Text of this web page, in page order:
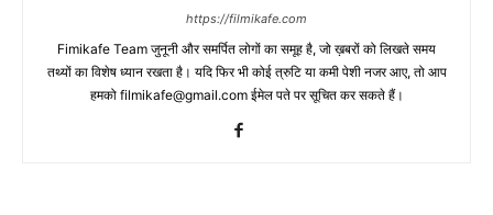
https://filmikafe.com
Fimikafe Team जुनूनी और समर्पित लोगों का समूह है, जो ख़बरों को लिखते समय
तथ्‍यों का विशेष ध्‍यान रखता है। यदि फिर भी कोई त्रुटि या कमी पेशी नजर आए, तो आप
हमको filmikafe@gmail.com ईमेल पते पर सूचित कर सकते हैं।